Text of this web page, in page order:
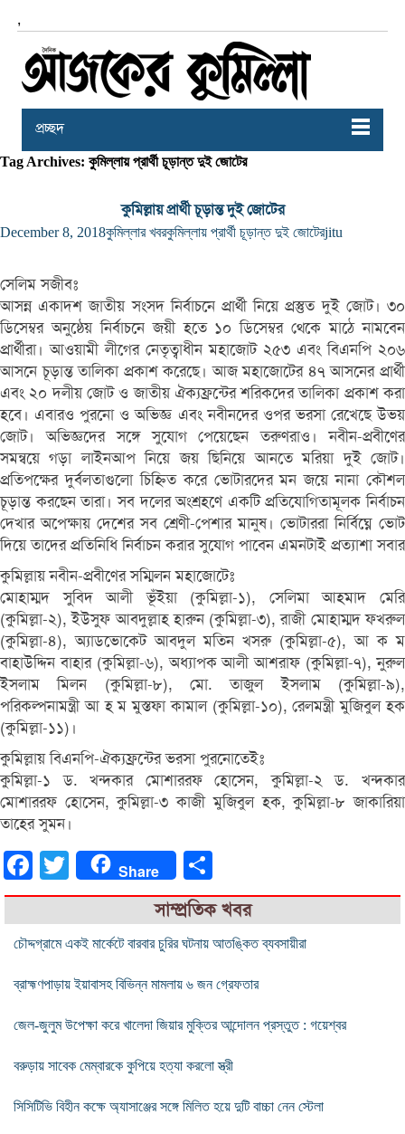
,
প্রচ্ছদ
Tag Archives: কুমিল্লায় প্রার্থী চূড়ান্ত দুই জোটের
কুমিল্লায় প্রার্থী চূড়ান্ত দুই জোটের
December 8, 2018কুমিল্লার খবরকুমিল্লায় প্রার্থী চূড়ান্ত দুই জোটেরjitu
সেলিম সজীবঃ
আসন্ন একাদশ জাতীয় সংসদ নির্বাচনে প্রার্থী নিয়ে প্রস্তুত দুই জোট। ৩০
ডিসেম্বর অনুষ্ঠেয় নির্বাচনে জয়ী হতে ১০ ডিসেম্বর থেকে মাঠে নামবেন
প্রার্থীরা। আওয়ামী লীগের নেতৃত্বাধীন মহাজোট ২৫৩ এবং বিএনপি ২০৬
আসনে চূড়ান্ত তালিকা প্রকাশ করেছে। আজ মহাজোটের ৪৭ আসনের প্রার্থী
এবং ২০ দলীয় জোট ও জাতীয় ঐক্যফ্রন্টের শরিকদের তালিকা প্রকাশ করা
হবে। এবারও পুরনো ও অভিজ্ঞ এবং নবীনদের ওপর ভরসা রেখেছে উভয়
জোট। অভিজ্ঞদের সঙ্গে সুযোগ পেয়েছেন তরুণরাও। নবীন-প্রবীণের
সমন্বয়ে গড়া লাইনআপ নিয়ে জয় ছিনিয়ে আনতে মরিয়া দুই জোট।
প্রতিপক্ষের দুর্বলতাগুলো চিহ্নিত করে ভোটারদের মন জয়ে নানা কৌশল
চূড়ান্ত করছেন তারা। সব দলের অংশ্রহণে একটি প্রতিযোগিতামূলক নির্বাচন
দেখার অপেক্ষায় দেশের সব শ্রেণী-পেশার মানুষ। ভোটাররা নির্বিঘ্নে ভোট
দিয়ে তাদের প্রতিনিধি নির্বাচন করার সুযোগ পাবেন এমনটাই প্রত্যাশা সবার
কুমিল্লায় নবীন-প্রবীণের সম্মিলন মহাজোটেঃ
মোহাম্মদ সুবিদ আলী ভূঁইয়া (কুমিল্লা-১), সেলিমা আহমাদ মেরি
(কুমিল্লা-২), ইউসুফ আবদুল্লাহ হারুন (কুমিল্লা-৩), রাজী মোহাম্মদ ফখরুল
(কুমিল্লা-৪), অ্যাডভোকেট আবদুল মতিন খসরু (কুমিল্লা-৫), আ ক ম
বাহাউদ্দিন বাহার (কুমিল্লা-৬), অধ্যাপক আলী আশরাফ (কুমিল্লা-৭), নুরুল
ইসলাম মিলন (কুমিল্লা-৮), মো. তাজুল ইসলাম (কুমিল্লা-৯),
পরিকল্পনামন্ত্রী আ হ ম মুস্তফা কামাল (কুমিল্লা-১০), রেলমন্ত্রী মুজিবুল হক
(কুমিল্লা-১১)।
কুমিল্লায় বিএনপি-ঐক্যফ্রন্টের ভরসা পুরনোতেইঃ
কুমিল্লা-১ ড. খন্দকার মোশাররফ হোসেন, কুমিল্লা-২ ড. খন্দকার
মোশাররফ হোসেন, কুমিল্লা-৩ কাজী মুজিবুল হক, কুমিল্লা-৮ জাকারিয়া
তাহের সুমন।
FacebookTwitter Share
সাম্প্রতিক খবর
চৌদ্দগ্রামে একই মার্কেটে বারবার চুরির ঘটনায় আতঙ্কিত ব্যবসায়ীরা
ব্রাহ্মণপাড়ায় ইয়াবাসহ বিভিন্ন মামলায় ৬ জন গ্রেফতার
জেল-জুলুম উপেক্ষা করে খালেদা জিয়ার মুক্তির আন্দোলন প্রস্তুত : গয়েশ্বর
বরুড়ায় সাবেক মেম্বারকে কুপিয়ে হত্যা করলো স্ত্রী
সিসিটিভি বিহীন কক্ষে অ্যাসাঞ্জের সঙ্গে মিলিত হয়ে দুটি বাচ্চা নেন স্টেলা